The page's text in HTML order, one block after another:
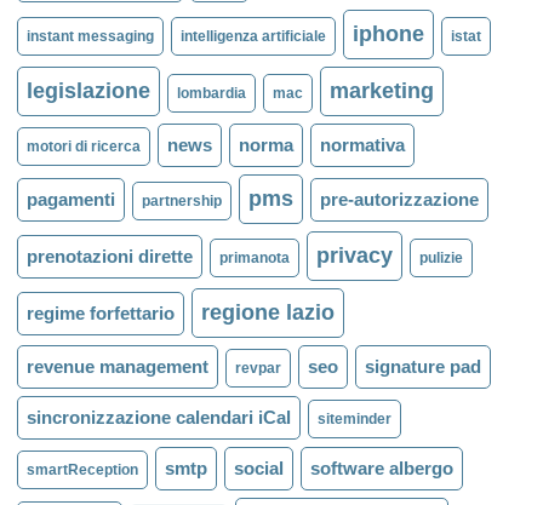
instant messaging intelligenza artificiale iphone istat
legislazione lombardia mac marketing
motori di ricerca news norma normativa
pagamenti partnership pms pre-autorizzazione
prenotazioni dirette primanota privacy pulizie
regime forfettario regione lazio
revenue management revpar seo signature pad
sincronizzazione calendari iCal siteminder
smartReception smtp social software albergo